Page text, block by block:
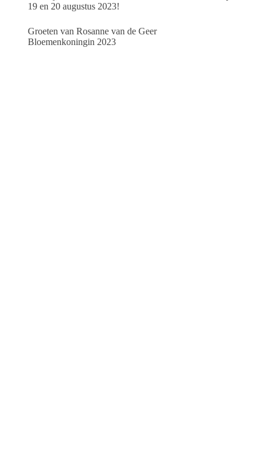
19 en 20 augustus 2023!
Groeten van Rosanne van de Geer
Bloemenkoningin 2023